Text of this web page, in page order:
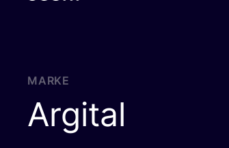
Croatian
MARKE
Argital